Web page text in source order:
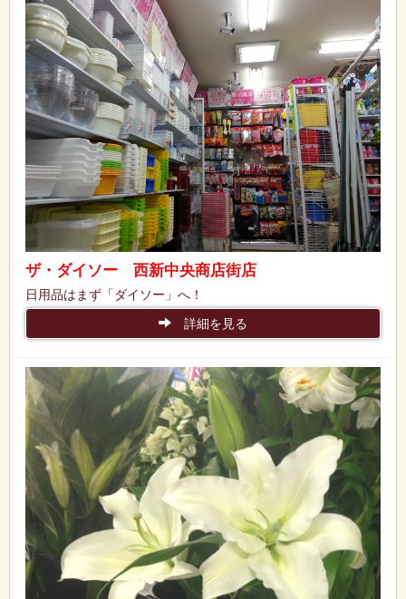
ザ・ダイソー 西新中央商店街店
日用品はまず「ダイソー」へ！
詳細を見る